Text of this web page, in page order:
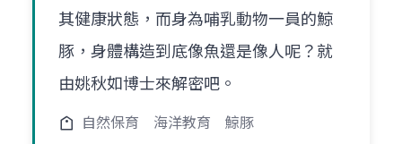
其健康狀態，而身為哺乳動物一員的鯨
豚，身體構造到底像魚還是像人呢？就
由姚秋如博士來解密吧。
自然保育 海洋教育 鯨豚